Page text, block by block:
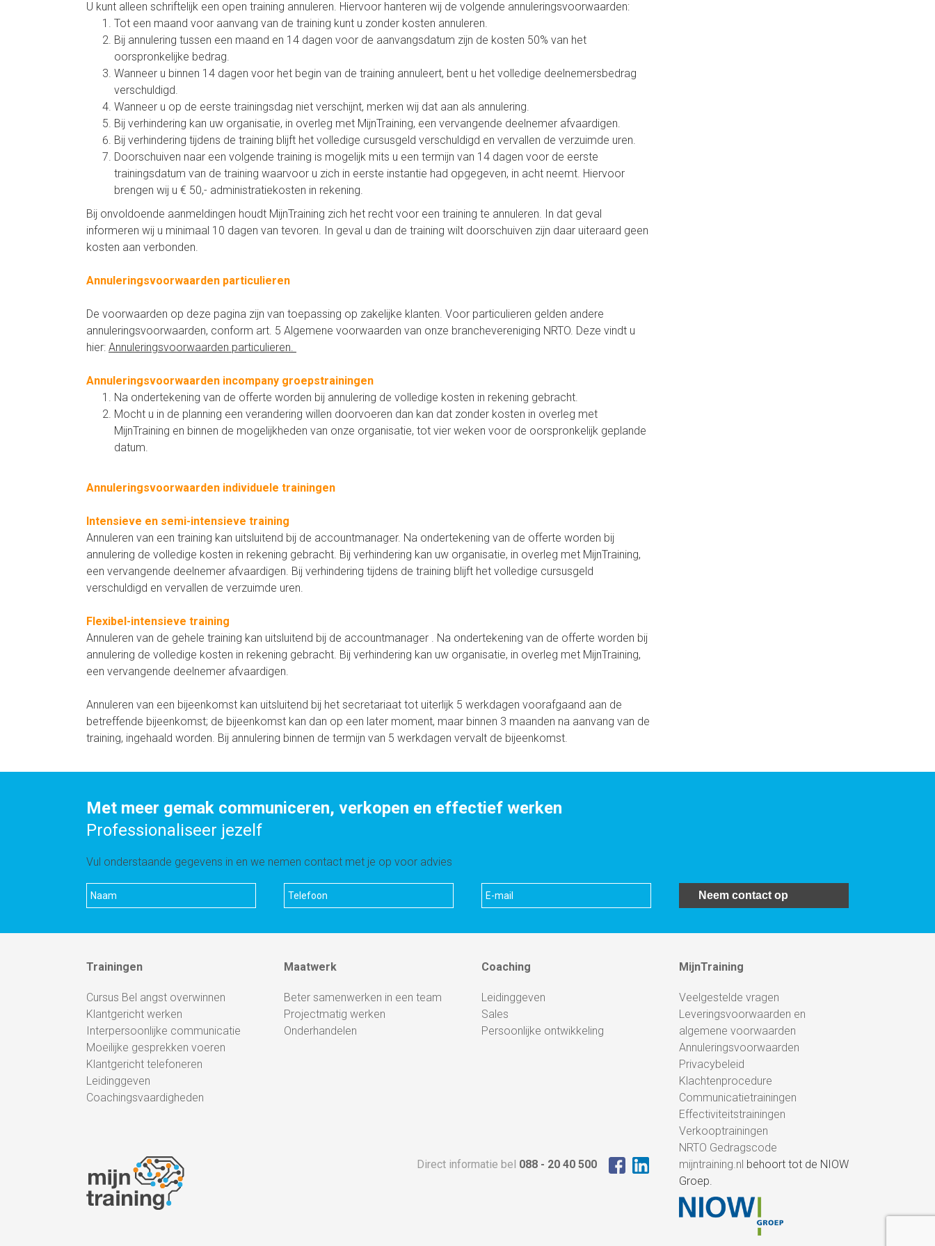
U kunt alleen schriftelijk een open training annuleren. Hiervoor hanteren wij de volgende annuleringsvoorwaarden:
Tot een maand voor aanvang van de training kunt u zonder kosten annuleren.
Bij annulering tussen een maand en 14 dagen voor de aanvangsdatum zijn de kosten 50% van het
oorspronkelijke bedrag.
Wanneer u binnen 14 dagen voor het begin van de training annuleert, bent u het volledige deelnemersbedrag
verschuldigd.
Wanneer u op de eerste trainingsdag niet verschijnt, merken wij dat aan als annulering.
Bij verhindering kan uw organisatie, in overleg met MijnTraining, een vervangende deelnemer afvaardigen.
Bij verhindering tijdens de training blijft het volledige cursusgeld verschuldigd en vervallen de verzuimde uren.
Doorschuiven naar een volgende training is mogelijk mits u een termijn van 14 dagen voor de eerste
trainingsdatum van de training waarvoor u zich in eerste instantie had opgegeven, in acht neemt. Hiervoor
brengen wij u € 50,- administratiekosten in rekening.
Bij onvoldoende aanmeldingen houdt MijnTraining zich het recht voor een training te annuleren. In dat geval
informeren wij u minimaal 10 dagen van tevoren. In geval u dan de training wilt doorschuiven zijn daar uiteraard geen
kosten aan verbonden.
Annuleringsvoorwaarden particulieren
De voorwaarden op deze pagina zijn van toepassing op zakelijke klanten. Voor particulieren gelden andere
annuleringsvoorwaarden, conform art. 5 Algemene voorwaarden van onze branchevereniging NRTO. Deze vindt u
hier: Annuleringsvoorwaarden particulieren.
Annuleringsvoorwaarden incompany groepstrainingen
Na ondertekening van de offerte worden bij annulering de volledige kosten in rekening gebracht.
Mocht u in de planning een verandering willen doorvoeren dan kan dat zonder kosten in overleg met
MijnTraining en binnen de mogelijkheden van onze organisatie, tot vier weken voor de oorspronkelijk geplande
datum.
Annuleringsvoorwaarden individuele trainingen
Intensieve en semi-intensieve training
Annuleren van een training kan uitsluitend bij de accountmanager. Na ondertekening van de offerte worden bij
annulering de volledige kosten in rekening gebracht. Bij verhindering kan uw organisatie, in overleg met MijnTraining,
een vervangende deelnemer afvaardigen. Bij verhindering tijdens de training blijft het volledige cursusgeld
verschuldigd en vervallen de verzuimde uren.
Flexibel-intensieve training
Annuleren van de gehele training kan uitsluitend bij de accountmanager . Na ondertekening van de offerte worden bij
annulering de volledige kosten in rekening gebracht. Bij verhindering kan uw organisatie, in overleg met MijnTraining,
een vervangende deelnemer afvaardigen.
Annuleren van een bijeenkomst kan uitsluitend bij het secretariaat tot uiterlijk 5 werkdagen voorafgaand aan de
betreffende bijeenkomst; de bijeenkomst kan dan op een later moment, maar binnen 3 maanden na aanvang van de
training, ingehaald worden. Bij annulering binnen de termijn van 5 werkdagen vervalt de bijeenkomst.
Met meer gemak communiceren, verkopen en effectief werken
Professionaliseer jezelf
Vul onderstaande gegevens in en we nemen contact met je op voor advies
Neem contact op
Trainingen
Cursus Bel angst overwinnen
Klantgericht werken
Interpersoonlijke communicatie
Moeilijke gesprekken voeren
Klantgericht telefoneren
Leidinggeven
Coachingsvaardigheden
Maatwerk
Beter samenwerken in een team
Projectmatig werken
Onderhandelen
Coaching
Leidinggeven
Sales
Persoonlijke ontwikkeling
MijnTraining
Veelgestelde vragen
Leveringsvoorwaarden en
algemene voorwaarden
Annuleringsvoorwaarden
Privacybeleid
Klachtenprocedure
Communicatietrainingen
Effectiviteitstrainingen
Verkooptrainingen
NRTO Gedragscode
Direct informatie bel 088 - 20 40 500 mijntraining.nl behoort tot de NIOW
Groep.